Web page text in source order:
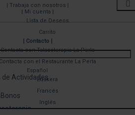
| Trabaja con nosotros |
| Mi cuenta |
Lista de Deseos
Carrito
| Contacto |
Contacta con Talasoterapia La Perla
Contacta con el Restaurante La Perla
Español
Euskera
Francés
Inglés
de Actividades